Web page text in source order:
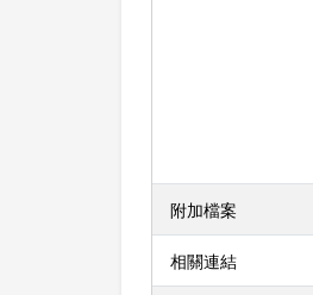
附加檔案
相關連結